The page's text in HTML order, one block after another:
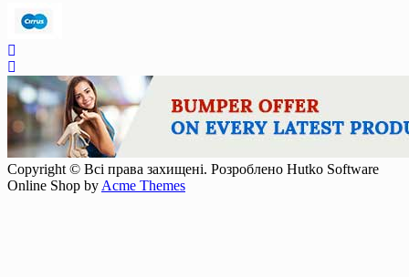
Copyright © Всі права захищені. Розроблено Hutko Software
Online Shop by Acme Themes